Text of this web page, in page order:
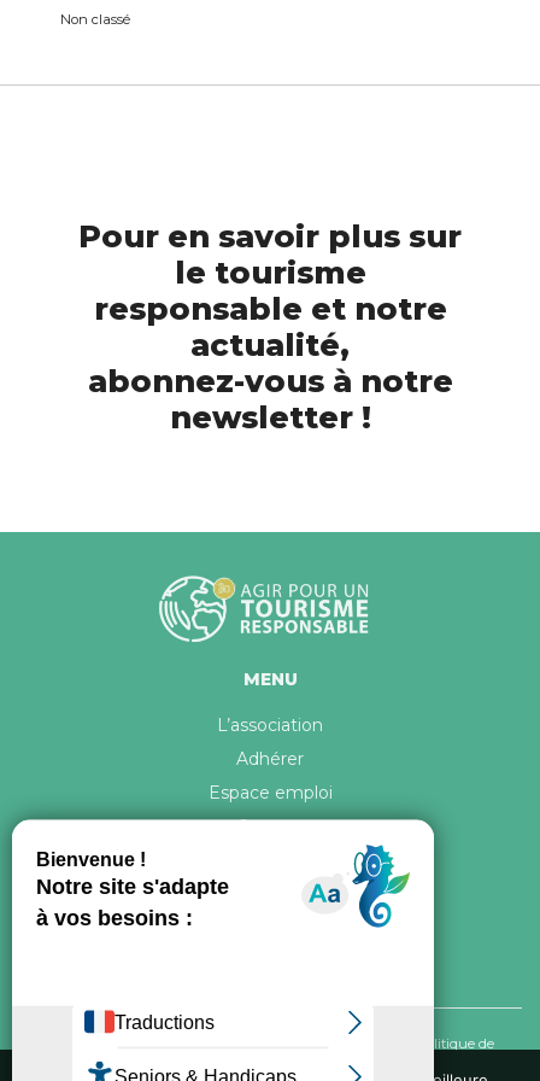
Non classé
Pour en savoir plus sur
le tourisme
responsable et notre
actualité,
abonnez-vous à notre
newsletter !
MENU
L’association
Adhérer
Espace emploi
Contact
Politique de
confidentialité